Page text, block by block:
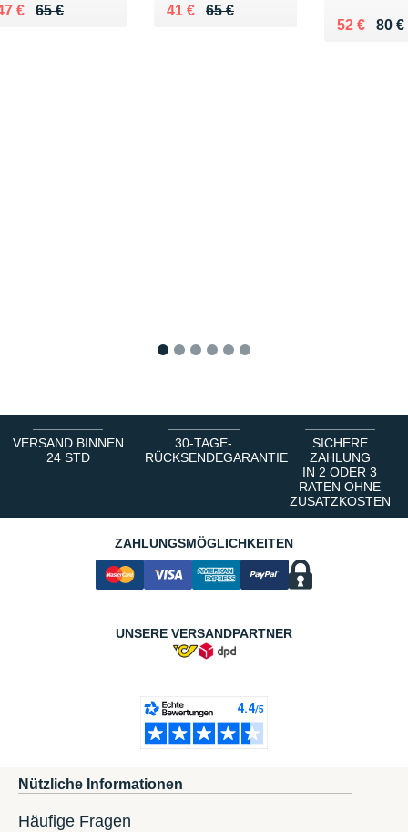
65 €
lieu de 65 €
€ 47 € 65 €
Au lieu de 65 €
41 €
Vendu 41 €
80 €
Au lieu de
52 €
Vendu 52
VERSAND BINNEN
24 STD
30-TAGE-
RÜCKSENDEGARANTIE
SICHERE
ZAHLUNG
IN 2 ODER 3
RATEN OHNE
ZUSATZKOSTEN
ZAHLUNGSMÖGLICHKEITEN
UNSERE VERSANDPARTNER
Nützliche Informationen
Häufige Fragen